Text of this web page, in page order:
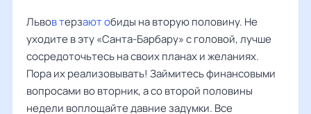
Львов терзают обиды на вторую половину. Не
уходите в эту «Санта-Барбару» с головой, лучше
сосредоточьтесь на своих планах и желаниях.
Пора их реализовывать! Займитесь финансовыми
вопросами во вторник, а со второй половины
недели воплощайте давние задумки. Все